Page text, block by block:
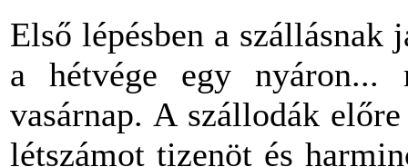
Első lépésben a
a hétvége egy nyáron...
vasárnap. A szállodák
létszámot tizenöt és